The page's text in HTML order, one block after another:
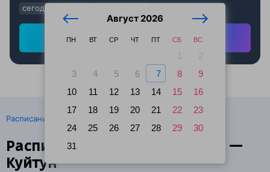
Август 2026
ПН ВТ СР ЧТ ПТ СБ ВС
1
2
3
4 5 6 7 8
9
10
11 12 13 14 15
16
17
18 19 20 21 22
23
24
25 26 27 28 29
30
31
сегодня
Найти ж/д билеты
Расписание поездов
Расписание поездов Двойная —
Куйтун